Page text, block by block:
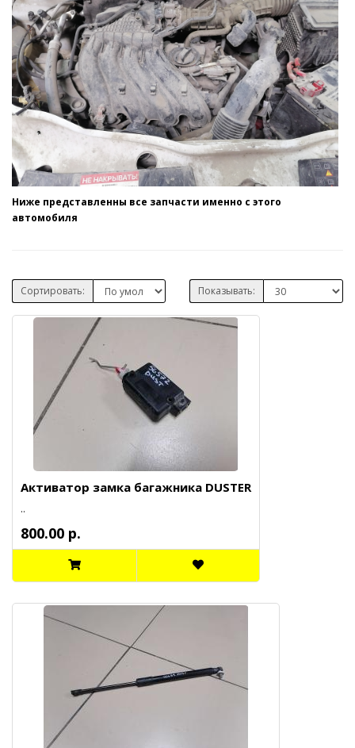
Ниже представленны все запчасти именно с этого
автомобиля
Сортировать: Показывать:
Активатор замка багажника DUSTER
..
800.00 р.